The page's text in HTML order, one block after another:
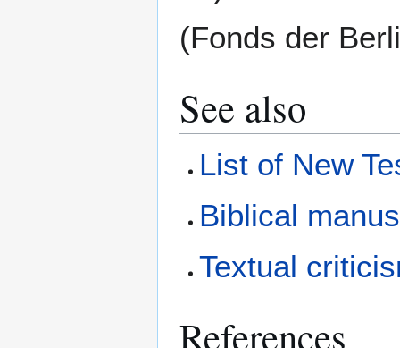
(Fonds der
See also
List of New
Biblical
Textual
References